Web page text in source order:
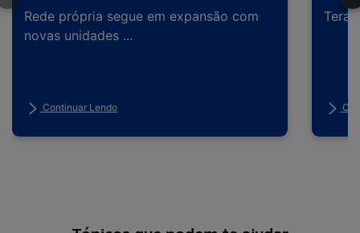
Rede própria segue em expansão com
novas unidades ...
Continuar Lendo